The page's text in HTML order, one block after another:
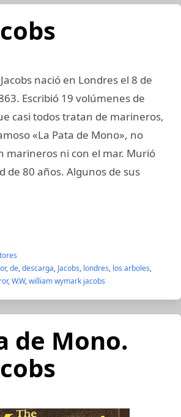
nació en Londres el 8 de
Escribió 19 volúmenes de
casi todos tratan de marineros,
«La Pata de Mono», no
marineros ni con el mar. Murió
de 80 años. Algunos de sus
,de,descarga, Jacobs, londres, los arboles,
,W.W,william wymark jacobs
de Mono.